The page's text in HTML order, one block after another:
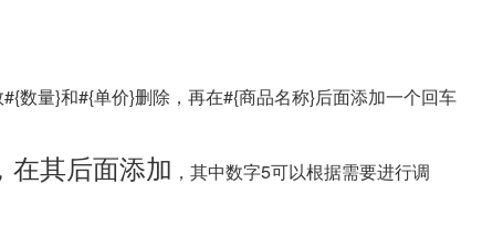
数量}和#{单价}删除，再在#{商品名称}后面添加一个回车
在其后面添加 ，其中数字5可以根据需要进行调